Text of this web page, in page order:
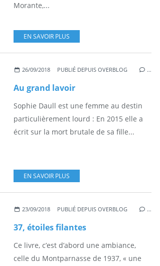
Morante,...
EN SAVOIR PLUS
26/09/2018 PUBLIÉ DEPUIS OVERBLOG …
Au grand lavoir
Sophie Daull est une femme au destin
particulièrement lourd : En 2015 elle a
écrit sur la mort brutale de sa fille...
EN SAVOIR PLUS
23/09/2018 PUBLIÉ DEPUIS OVERBLOG …
37, étoiles filantes
Ce livre, c’est d’abord une ambiance,
celle du Montparnasse de 1937, « une